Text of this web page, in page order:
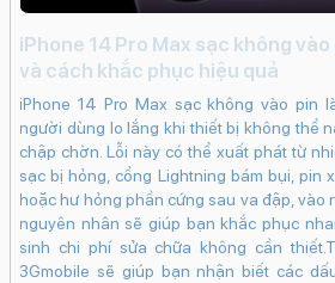
iPhone 14 Pro Max sạc không
và cách khắc phục hiệu quả
iPhone 14 Pro Max sạc không vào pin
người dùng lo lắng khi thiết bị không thể
chập chờn. Lỗi này có thể xuất phát từ
sạc bị hỏng, cổng Lightning bám bụi, pin
hoặc hư hỏng phần cứng sau va đập, vào
nguyên nhân sẽ giúp bạn khắc phục
sinh chi phí sửa chữa không cần
3Gmobile sẽ giúp bạn nhận biết các